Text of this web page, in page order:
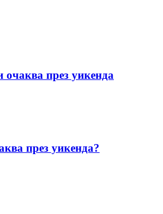
очаква през уикенда
през уикенда?